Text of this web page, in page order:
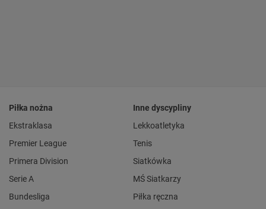
Piłka nożna
Ekstraklasa
Premier League
Primera Division
Serie A
Bundesliga
Inne dyscypliny
Lekkoatletyka
Tenis
Siatkówka
MŚ Siatkarzy
Piłka ręczna